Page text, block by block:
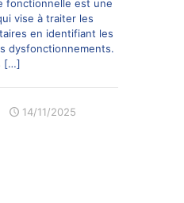
fonctionnelle est une
vise à traiter les
en identifiant les
dysfonctionnements.
[…]
14/11/2025